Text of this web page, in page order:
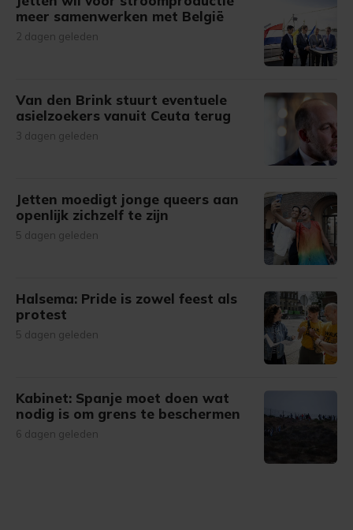
meer samenwerken met België
2 dagen geleden
Van den Brink stuurt eventuele
asielzoekers vanuit Ceuta terug
3 dagen geleden
Jetten moedigt jonge queers aan
openlijk zichzelf te zijn
5 dagen geleden
Halsema: Pride is zowel feest als
protest
5 dagen geleden
Kabinet: Spanje moet doen wat
nodig is om grens te beschermen
6 dagen geleden